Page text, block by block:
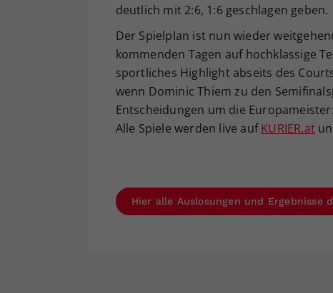
deutlich mit 2:6, 1:6 geschlagen geben.
Der Spielplan ist nun wieder
kommenden Tagen auf hochklassige
sportliches Highlight abseits des
wenn Dominic Thiem zu den
Entscheidungen um die
Alle Spiele werden live aufKURIER.at
Hier alle Auslosungen und Ergebnisse